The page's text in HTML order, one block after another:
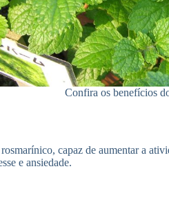
Confira os benefícios
capaz de aumentar a
e ansiedade.